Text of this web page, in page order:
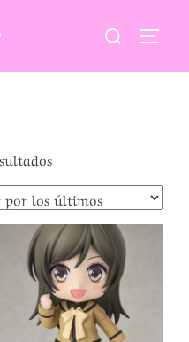
Buscar:
Ordenado
por
los
últimos